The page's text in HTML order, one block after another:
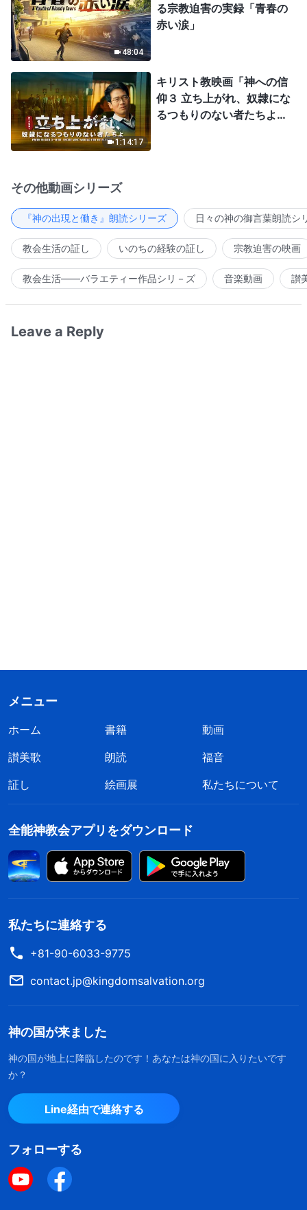
48:04
る宗教迫害の実録「青春の
赤い涙」
1:14:17
キリスト教映画「神への信
仰３ 立ち上がれ、奴隷にな
るつもりのない者たちよ」
その他動画シリーズ
『神の出現と働き』朗読シリーズ 日々の神の御言葉朗読シ
教会生活の証し いのちの経験の証し 宗教迫害の映画
教会生活――バラエティー作品シリ－ズ 音楽動画 讃
Leave a Reply
メニュー
ホーム 書籍
動画
讃美歌
朗読
福音
証し
絵画展 私たちについて
全能神教会アプリをダウンロード
私たちに連絡する
+81-90-6033-9775
contact.jp@kingdomsalvation.org
神の国が来ました
神の国が地上に降臨したのです！あなたは神の国に入りたいです
か？
Line経由で連絡する
フォローする